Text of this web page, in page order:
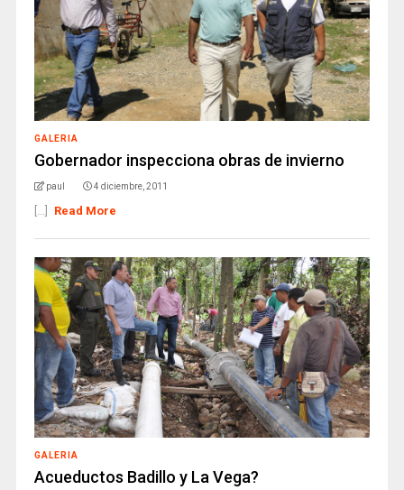
GALERIA
Gobernador inspecciona obras de invierno
paul 4 diciembre, 2011
[...] Read More
GALERIA
Acueductos Badillo y La Vega?